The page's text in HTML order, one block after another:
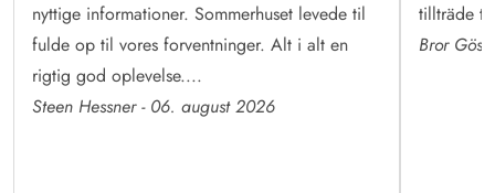
nyttige informationer. Sommerhuset levede til
fulde op til vores forventninger. Alt i alt en
rigtig god oplevelse....
Steen Hessner - 06. august 2026
tillträde
Bror